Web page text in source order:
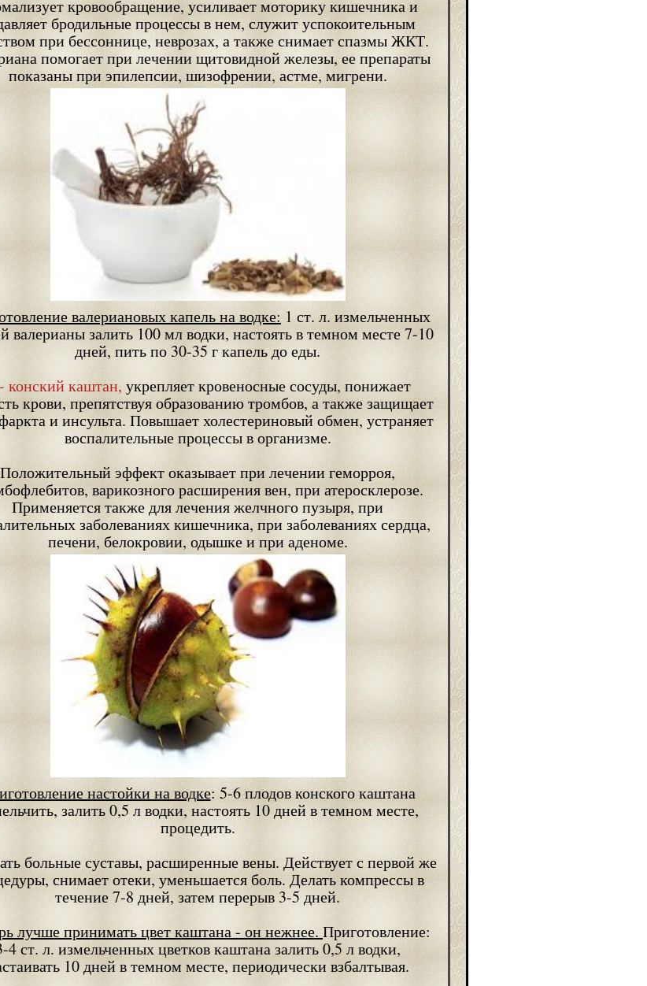
кровообращение, усиливает моторику кишечника и
бродильные процессы в нем, служит успокоительным
при бессоннице, неврозах, а также снимает спазмы ЖКТ.
помогает при лечении щитовидной железы, ее препараты
показаны при эпилепсии, шизофрении, астме, мигрени.
валериановых капель на водке: 1 ст. л. измельченных
валерианы залить 100 мл водки, настоять в темном месте 7-10
дней, пить по 30-35 г капель до еды.
конский каштан, укрепляет кровеносные сосуды, понижает
крови, препятствуя образованию тромбов, а также защищает
и инсульта. Повышает холестериновый обмен, устраняет
воспалительные процессы в организме.
Положительный эффект оказывает при лечении геморроя,
варикозного расширения вен, при атеросклерозе.
Применяется также для лечения желчного пузыря, при
заболеваниях кишечника, при заболеваниях сердца,
печени, белокровии, одышке и при аденоме.
настойки на водке: 5-6 плодов конского каштана
залить 0,5 л водки, настоять 10 дней в темном месте,
процедить.
больные суставы, расширенные вены. Действует с первой же
снимает отеки, уменьшается боль. Делать компрессы в
течение 7-8 дней, затем перерыв 3-5 дней.
лучше принимать цвет каштана - он нежнее. Приготовление:
4 ст. л. измельченных цветков каштана залить 0,5 л водки,
10 дней в темном месте, периодически взбалтывая.